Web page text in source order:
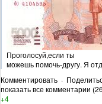
Проголосуй,если ты
можешь помочь-другу. Я
Комментировать ·
показать все комментарии
+4